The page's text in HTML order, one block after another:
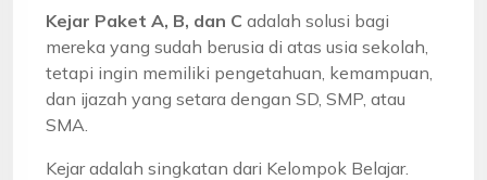
Kejar Paket A, B, dan C adalah solusi bagi
mereka yang sudah berusia di atas usia sekolah,
tetapi ingin memiliki pengetahuan, kemampuan,
dan ijazah yang setara dengan SD, SMP, atau
SMA.
Kejar adalah singkatan dari Kelompok Belajar.